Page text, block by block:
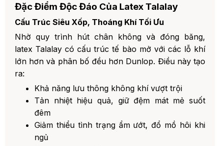
Đặc Điểm Độc Đáo Của Latex Talalay
Cấu Trúc Siêu Xốp, Thoáng Khí Tối Ưu
Nhờ quy trình hút chân không và đóng băng,
latex Talalay có cấu trúc tế bào mở với các lỗ khí
lớn hơn và phân bố đều hơn Dunlop. Điều này tạo
ra:
Khả năng lưu thông không khí vượt trội
Tản nhiệt hiệu quả, giữ đệm mát mẻ suốt
đêm
Giảm thiểu tình trạng ẩm ướt, đổ mồ hôi khi
ngủ